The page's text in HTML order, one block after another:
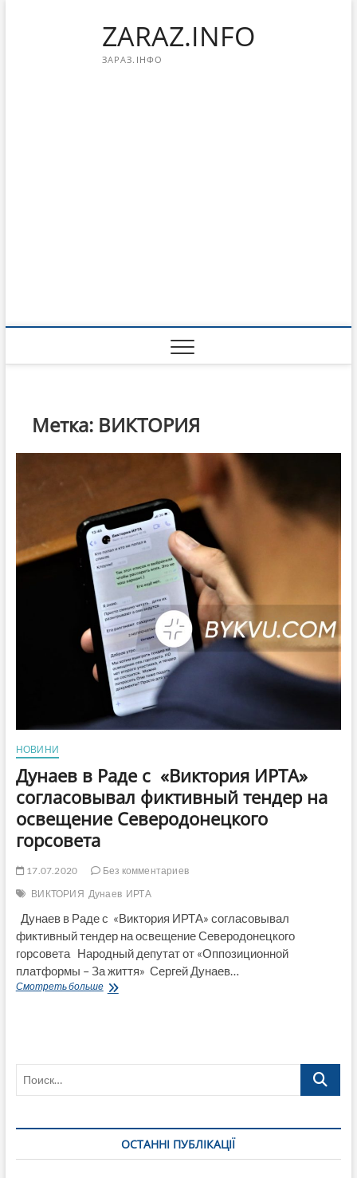
ZARAZ.INFO
ЗАРАЗ.ІНФО
Метка: ВИКТОРИЯ
НОВИНИ
Дунаев в Раде с «Виктория ИРТА»
согласовывал фиктивный тендер на
освещение Северодонецкого
горсовета
17.07.2020
Без комментариев
ВИКТОРИЯ Дунаев ИРТА
Дунаев в Раде с «Виктория ИРТА» согласовывал
фиктивный тендер на освещение Северодонецкого
горсовета Народный депутат от «Оппозиционной
платформы – За життя» Сергей Дунаев…
Смотреть большеДунаев
освещение
Северодонецкого
горсовета
Поиск…
ОСТАННІ ПУБЛІКАЦІЇ